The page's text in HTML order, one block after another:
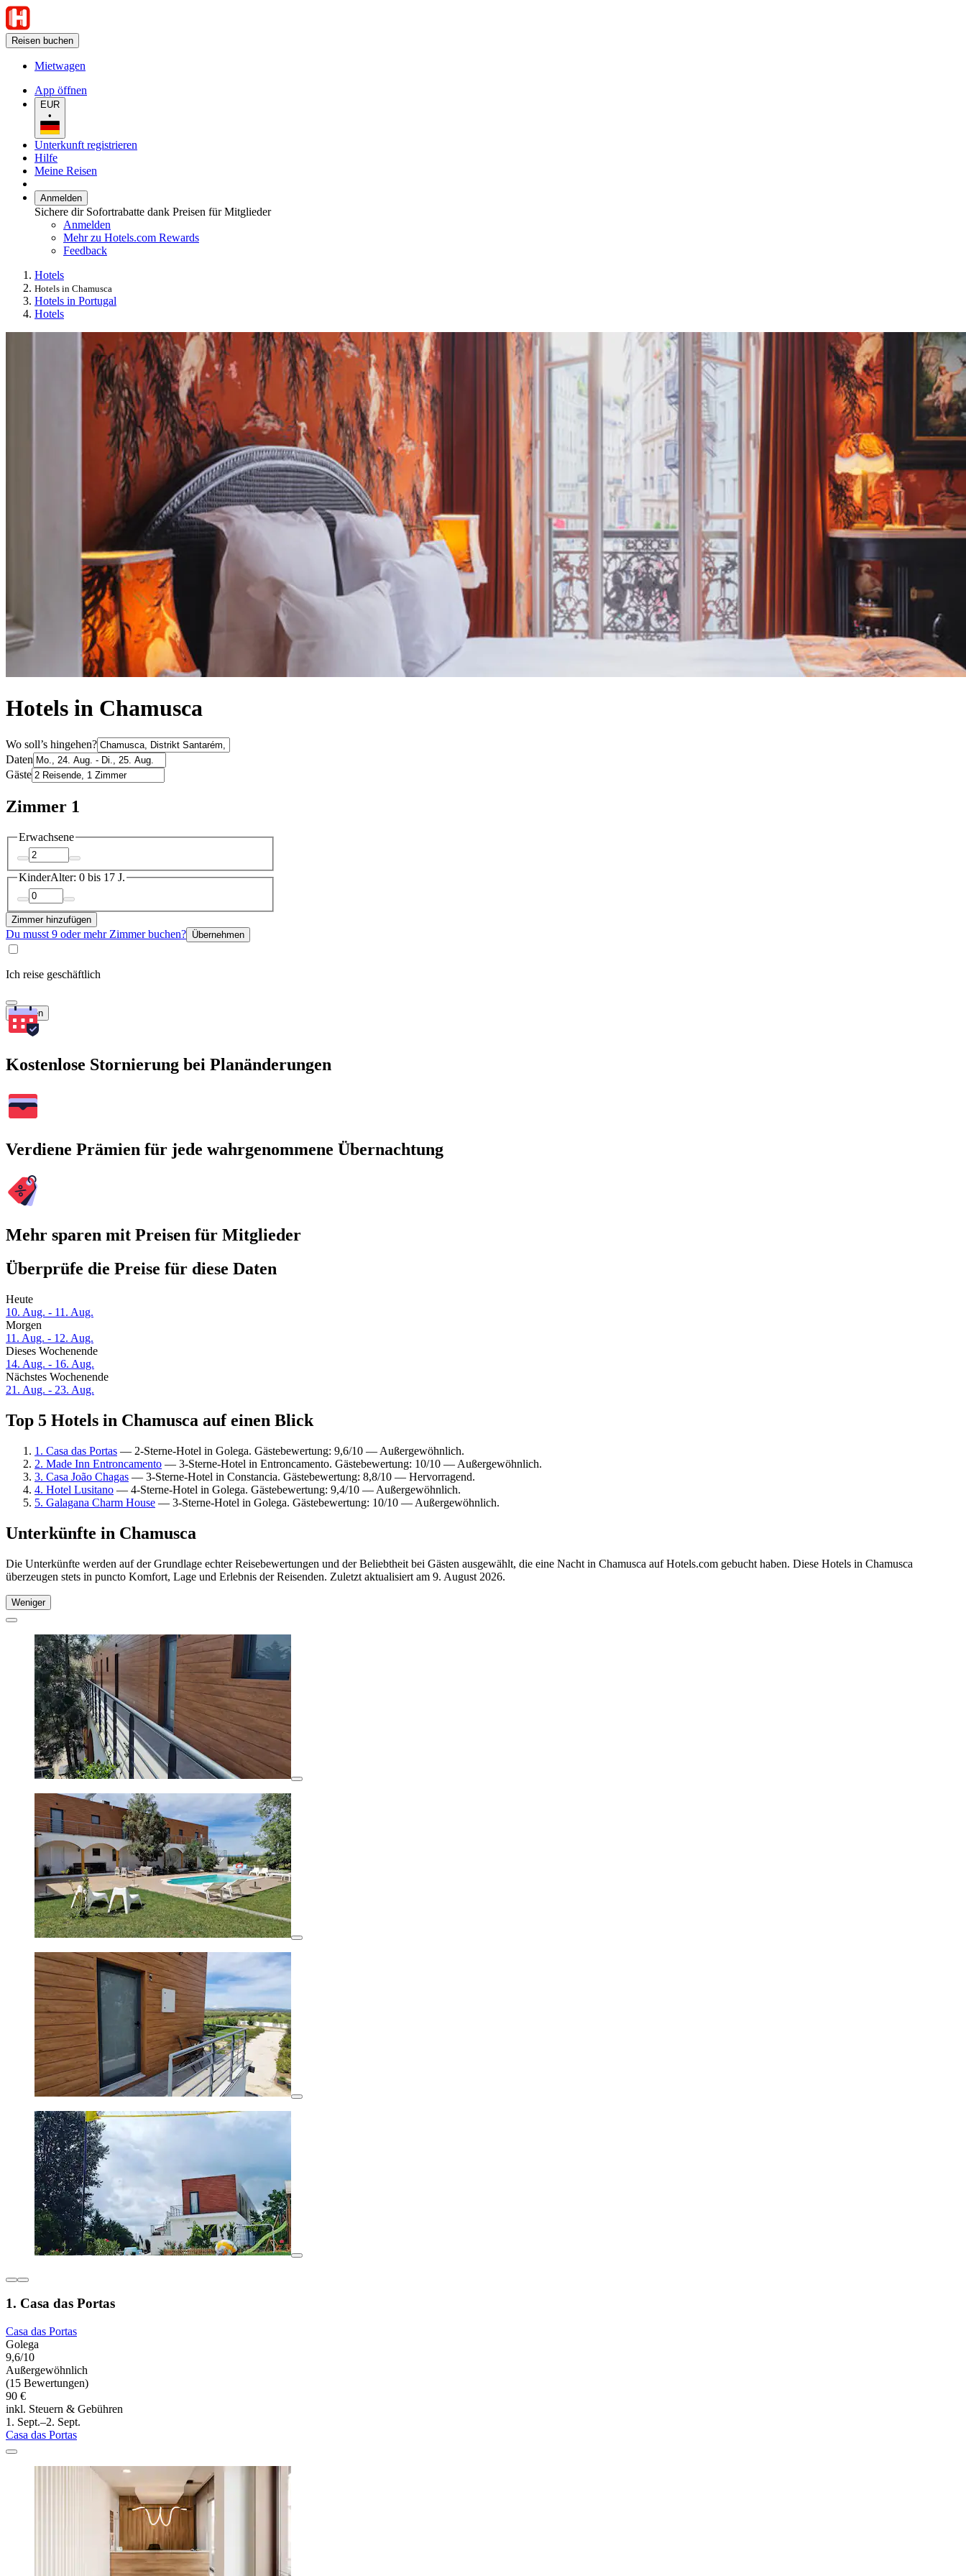
Reisen buchen
Mietwagen
App öffnen
EUR
•
Unterkunft registrieren
Hilfe
Meine Reisen
Anmelden
Sichere dir Sofortrabatte dank Preisen für Mitglieder
Anmelden
Mehr zu Hotels.com Rewards
Feedback
Hotels
Hotels in Chamusca
Hotels in Portugal
Hotels
Hotels in Chamusca
Wo soll’s hingehen?
Daten
Gäste
Zimmer 1
Erwachsene
KinderAlter: 0 bis 17 J.
Zimmer hinzufügen
Du musst 9 oder mehr Zimmer buchen? Übernehmen
Ich reise geschäftlich
Suchen
Kostenlose Stornierung bei Planänderungen
Verdiene Prämien für jede wahrgenommene Übernachtung
Mehr sparen mit Preisen für Mitglieder
Überprüfe die Preise für diese Daten
Heute
10. Aug. - 11. Aug.
Morgen
11. Aug. - 12. Aug.
Dieses Wochenende
14. Aug. - 16. Aug.
Nächstes Wochenende
21. Aug. - 23. Aug.
Top 5 Hotels in Chamusca auf einen Blick
1. Casa das Portas — 2-Sterne-Hotel in Golega. Gästebewertung: 9,6/10 — Außergewöhnlich.
2. Made Inn Entroncamento — 3-Sterne-Hotel in Entroncamento. Gästebewertung: 10/10 — Außergewöhnlich.
3. Casa João Chagas — 3-Sterne-Hotel in Constancia. Gästebewertung: 8,8/10 — Hervorragend.
4. Hotel Lusitano — 4-Sterne-Hotel in Golega. Gästebewertung: 9,4/10 — Außergewöhnlich.
5. Galagana Charm House — 3-Sterne-Hotel in Golega. Gästebewertung: 10/10 — Außergewöhnlich.
Unterkünfte in Chamusca
Die Unterkünfte werden auf der Grundlage echter Reisebewertungen und der Beliebtheit bei Gästen ausgewählt, die eine Nacht in Chamusca auf Hotels.com gebucht haben. Diese Hotels in Chamusca
überzeugen stets in puncto Komfort, Lage und Erlebnis der Reisenden. Zuletzt aktualisiert am 9. August 2026.
Weniger
1. Casa das Portas
Casa das Portas
Golega
9,6/10
Außergewöhnlich
(15 Bewertungen)
90 €
inkl. Steuern & Gebühren
1. Sept.–2. Sept.
Casa das Portas